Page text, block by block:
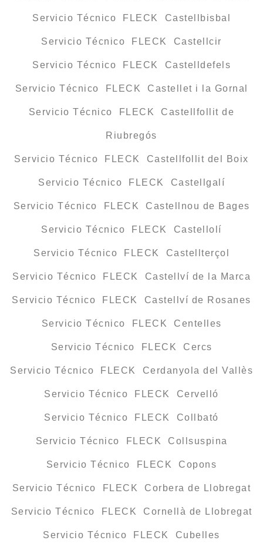
Servicio Técnico FLECK Castellbisbal
Servicio Técnico FLECK Castellcir
Servicio Técnico FLECK Castelldefels
Servicio Técnico FLECK Castellet i la Gornal
Servicio Técnico FLECK Castellfollit de
Riubregós
Servicio Técnico FLECK Castellfollit del Boix
Servicio Técnico FLECK Castellgalí
Servicio Técnico FLECK Castellnou de Bages
Servicio Técnico FLECK Castellolí
Servicio Técnico FLECK Castellterçol
Servicio Técnico FLECK Castellví de la Marca
Servicio Técnico FLECK Castellví de Rosanes
Servicio Técnico FLECK Centelles
Servicio Técnico FLECK Cercs
Servicio Técnico FLECK Cerdanyola del Vallès
Servicio Técnico FLECK Cervelló
Servicio Técnico FLECK Collbató
Servicio Técnico FLECK Collsuspina
Servicio Técnico FLECK Copons
Servicio Técnico FLECK Corbera de Llobregat
Servicio Técnico FLECK Cornellà de Llobregat
Servicio Técnico FLECK Cubelles